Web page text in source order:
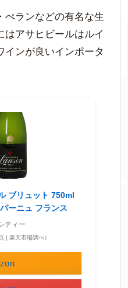
ぺランなどの有名な生
はアサヒビールはルイ
インが良いインポータ
ブリュット 750ml
ーニュ フランス
ティー
| 楽天市場調べ）